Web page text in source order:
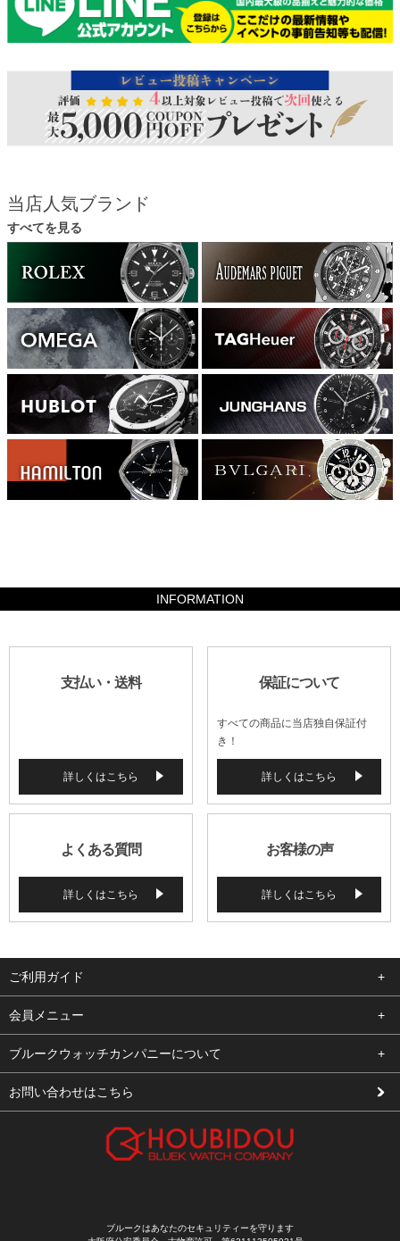
当店人気ブランド
すべてを見る
INFORMATION
支払い・送料
詳しくはこちら
保証について
すべての商品に当店独自保証付
き！
詳しくはこちら
よくある質問
詳しくはこちら
お客様の声
詳しくはこちら
ご利用ガイド
よくある質問
支払い・送料
修理依頼
会員メニュー
ログイン
お気に入り
ブルークウォッチカンパニーについて
会社概要
お問い合わせはこちら
ブルークはあなたのセキュリティーを守ります